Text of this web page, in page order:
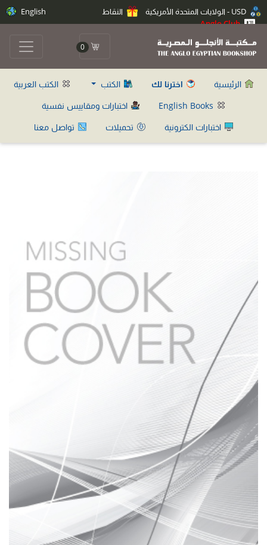
النقاط
Anglo Club
English
0
الرئيسية اخترنا لك الكتب
الكتب العربية
اختبارات ومقاييس نفسية
اختبارات الكترونية
تحميلات تواصل معنا